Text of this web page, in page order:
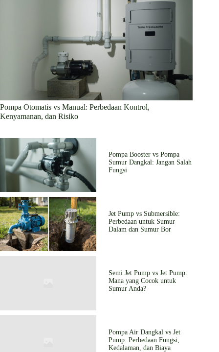
Pompa Otomatis vs Manual: Perbedaan Kontrol,
Kenyamanan, dan Risiko
Pompa Booster vs Pompa
Sumur Dangkal: Jangan Salah
Fungsi
Jet Pump vs Submersible:
Perbedaan untuk Sumur
Dalam dan Sumur Bor
Semi Jet Pump vs Jet Pump:
Mana yang Cocok untuk
Sumur Anda?
Pompa Air Dangkal vs Jet
Pump: Perbedaan Fungsi,
Kedalaman, dan Biaya